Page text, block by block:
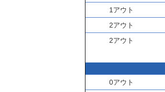
1アウト
2アウト
2アウト
0アウト